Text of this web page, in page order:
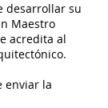
desarrollar su
Maestro
acredita al
enviar la